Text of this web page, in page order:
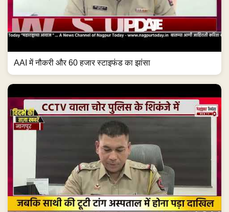
AAI में नौकरी और 60 हजार स्टाइफंड का झांसा